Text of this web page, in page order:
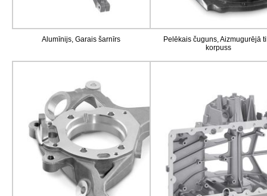
Alumīnijs, Garais šarnīrs
Pelēkais čuguns, Aizmugurējā
korpuss